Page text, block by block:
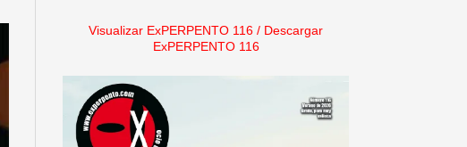
Visualizar ExPERPENTO 116 / Descargar
ExPERPENTO 116